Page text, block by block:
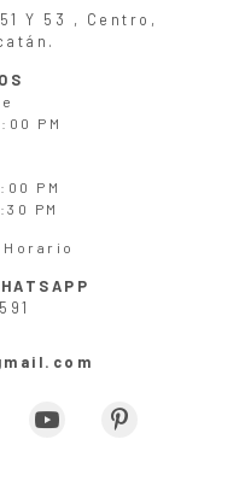
Y 53 , Centro,
PM
PM
PM